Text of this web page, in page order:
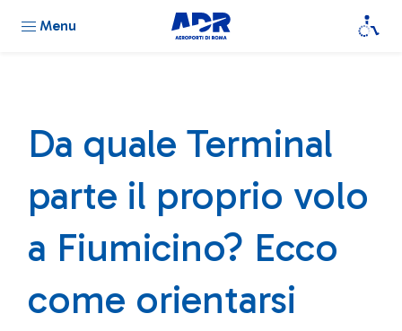
Menu
Da quale Terminal
parte il proprio volo
a Fiumicino? Ecco
come orientarsi